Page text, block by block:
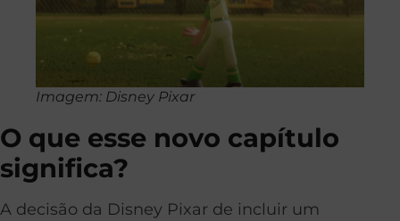
Imagem: Disney Pixar
O que esse novo capítulo
significa?
A decisão da Disney Pixar de incluir um